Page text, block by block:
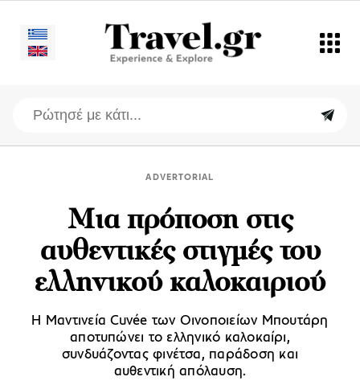
ADVERTORIAL
Μια πρόποση στις
αυθεντικές στιγμές του
ελληνικού καλοκαιριού
Η Μαντινεία Cuvée των Οινοποιείων Μπουτάρη
αποτυπώνει το ελληνικό καλοκαίρι,
συνδυάζοντας φινέτσα, παράδοση και
αυθεντική απόλαυση.